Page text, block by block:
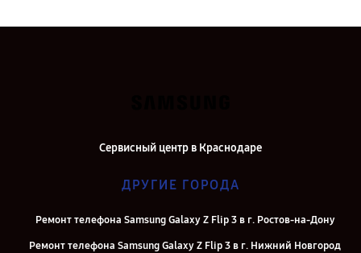
Сервисный центр в Краснодаре
ДРУГИЕ ГОРОДА
Ремонт телефона Samsung Galaxy Z Flip 3 в г. Ростов-на-Дону
Ремонт телефона Samsung Galaxy Z Flip 3 в г. Нижний Новгород